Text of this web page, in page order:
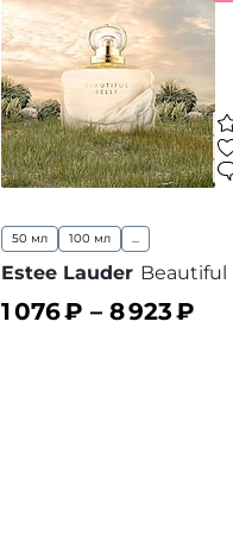
50 мл 100 мл ...
Estee Lauder Beautiful
1 076₽ – 8 923₽